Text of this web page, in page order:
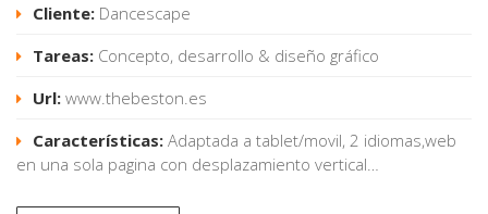
Cliente: Dancescape
Tareas: Concepto, desarrollo & diseño gráfico
Url: www.thebeston.es
Características: Adaptada a tablet/movil, 2 idiomas,web
en una sola pagina con desplazamiento vertical…